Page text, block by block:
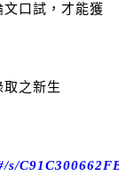
口試，才能獲
之新生
s/